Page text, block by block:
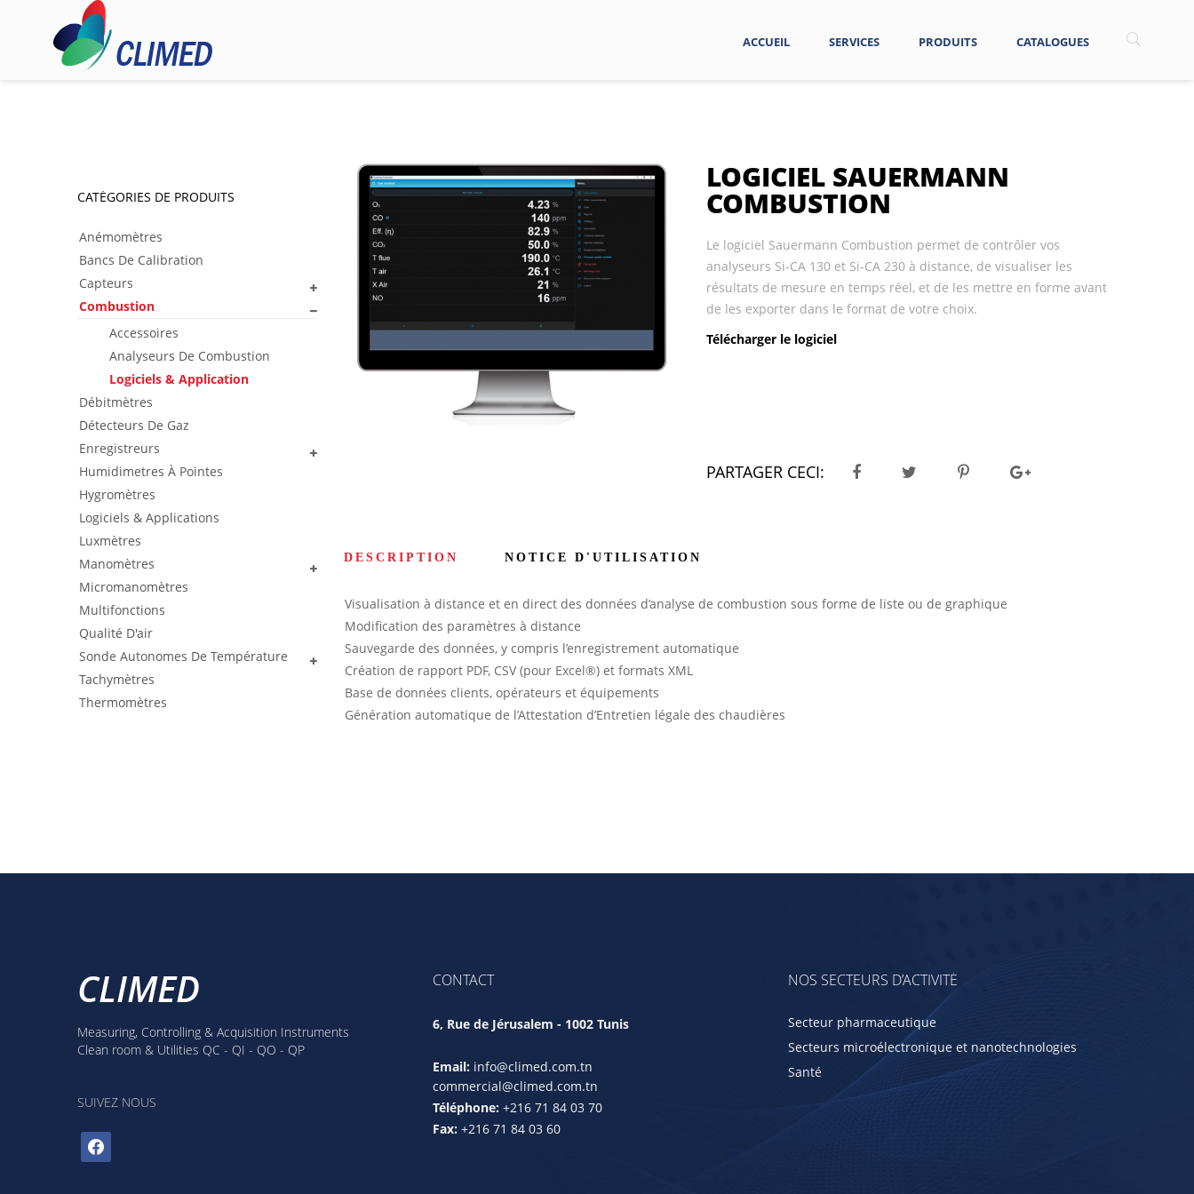
ACCUEIL SERVICES PRODUITS CATALOGUES
CATÉGORIES DE PRODUITS
Anémomètres
Bancs De Calibration
Capteurs
Combustion
Accessoires
Analyseurs De Combustion
Logiciels & Application
Débitmètres
Détecteurs De Gaz
Enregistreurs
Humidimetres À Pointes
Hygromètres
Logiciels & Applications
Luxmètres
Manomètres
Micromanomètres
Multifonctions
Qualité D'air
Sonde Autonomes De Température
Tachymètres
Thermomètres
LOGICIEL SAUERMANN
COMBUSTION
Le logiciel Sauermann Combustion permet de contrôler vos
analyseurs Si-CA 130 et Si-CA 230 à distance, de visualiser les
résultats de mesure en temps réel, et de les mettre en forme avant
de les exporter dans le format de votre choix.
Télécharger le logiciel
PARTAGER CECI:
DESCRIPTION NOTICE D'UTILISATION
Visualisation à distance et en direct des données d’analyse de combustion sous forme de liste ou de graphique
Modification des paramètres à distance
Sauvegarde des données, y compris l’enregistrement automatique
Création de rapport PDF, CSV (pour Excel®) et formats XML
Base de données clients, opérateurs et équipements
Génération automatique de l’Attestation d’Entretien légale des chaudières
CLIMED
Measuring, Controlling & Acquisition Instruments
Clean room & Utilities QC - QI - QO - QP
SUIVEZ NOUS
facebook
CONTACT
6, Rue de Jérusalem - 1002 Tunis
Email: info@climed.com.tn
commercial@climed.com.tn
Téléphone: +216 71 84 03 70
Fax: +216 71 84 03 60
NOS SECTEURS D’ACTIVITÉ
Secteur pharmaceutique
Secteurs microélectronique et nanotechnologies
Santé